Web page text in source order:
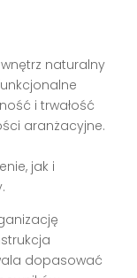
naturalny
i trwałość
aranżacyjne.
jak i
dopasować